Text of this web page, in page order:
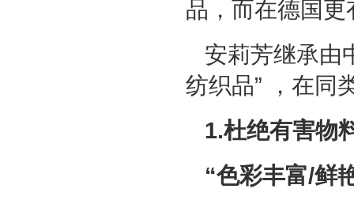
品，而在德国更
安莉芳继承由
纺织品” ，在同
1.杜绝有害
“色彩丰富/鲜